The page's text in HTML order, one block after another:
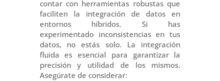
contar con herramientas robustas que
faciliten la integración de datos en
entornos híbridos. Si has
experimentado inconsistencias en tus
datos, no estás solo. La integración
fluida es esencial para garantizar la
precisión y utilidad de los mismos.
Asegúrate de considerar: